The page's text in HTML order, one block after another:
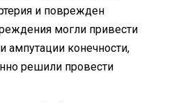
и поврежден
могли привести
ампутации конечности,
решили провести